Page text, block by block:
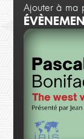
Ajouter à ma